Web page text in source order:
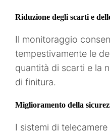
Riduzione degli scarti e
Il monitoraggio
tempestivamente le
quantità di scarti e la
di finitura.
Miglioramento della
I sistemi di